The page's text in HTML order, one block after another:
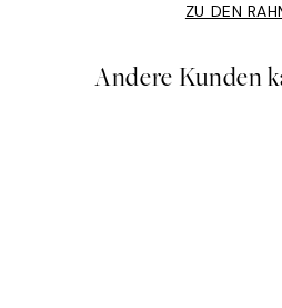
ZU DEN
Andere Kunden